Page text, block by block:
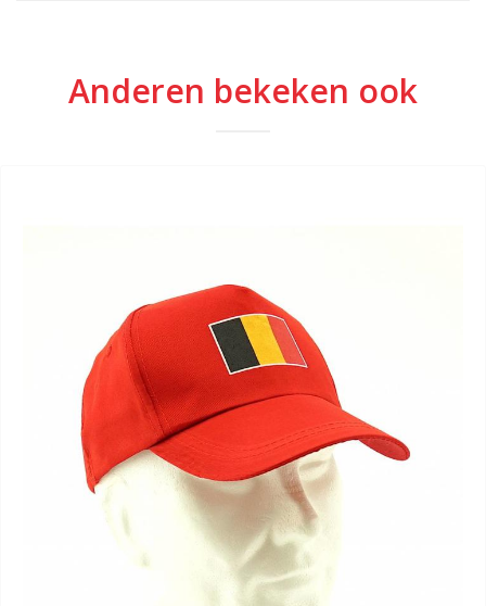
Anderen bekeken ook